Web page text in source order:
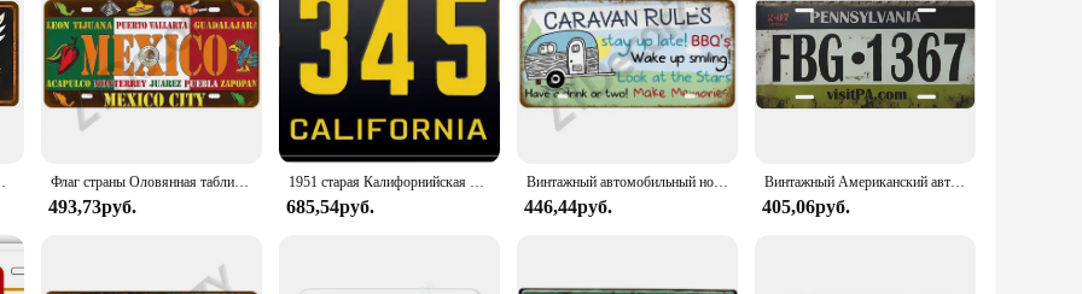
домашний декор художественное украшение Флаг страны Оловянная табличка, французский, испанский, немецкий номерной знак для стен, дома, ресторана, крафт, бара, Декор, металлический знак, Мексика, США
493,73руб.
1951 старая Калифорнийская винтажная Ретро американская Лицензия номерной знак тисненый
685,54руб.
Винтажный автомобильный номерной знак, настенный художественный гараж, мотоцикл, украшение для дома, передний туалетный знак, Route 66, ВИНТАЖНЫЙ ПЛАКАТ для автомобиля 12x6 дюймов
446,44руб.
Винтажный Американский автомобильный Металлический Алюминиевый номерной знак, старинный автомобиль, металлический номерной знак, новинка, настенное украшение, автомобильные знаки, передняя крышка, коридор
405,06руб.